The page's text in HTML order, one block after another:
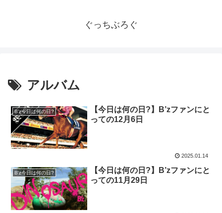
ぐっちぶろぐ
アルバム
B'z今日は何の日?
【今日は何の日?】B’zファンにと
っての12月6日
2025.01.14
B'z今日は何の日?
【今日は何の日?】B’zファンにと
っての11月29日